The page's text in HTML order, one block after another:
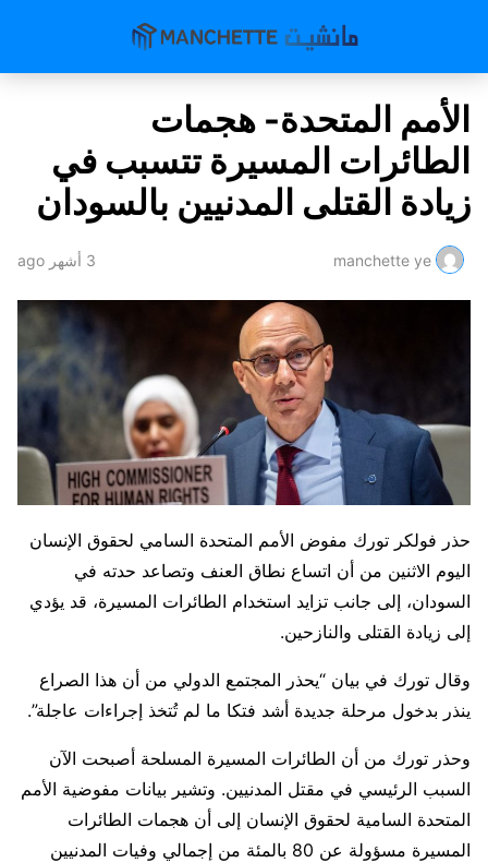
الأمم المتحدة- هجمات
الطائرات المسيرة تتسبب في
زيادة القتلى المدنيين بالسودان
manchette ye 3 أشهر ago
حذر فولكر تورك مفوض الأمم المتحدة السامي لحقوق الإنسان
اليوم الاثنين من أن اتساع نطاق العنف وتصاعد حدته في
السودان، إلى ​جانب تزايد استخدام الطائرات المسيرة، قد يؤدي
إلى زيادة القتلى والنازحين.
وقال تورك في ‌بيان “يحذر المجتمع الدولي من أن هذا الصراع
ينذر بدخول مرحلة جديدة أشد فتكا ما لم تُتخذ إجراءات عاجلة”.
وحذر تورك من أن الطائرات المسيرة المسلحة أصبحت الآن
السبب الرئيسي في مقتل المدنيين. وتشير بيانات ​مفوضية الأمم
المتحدة السامية لحقوق الإنسان إلى أن هجمات الطائرات
المسيرة مسؤولة عن ​80 بالمئة من إجمالي وفيات المدنيين